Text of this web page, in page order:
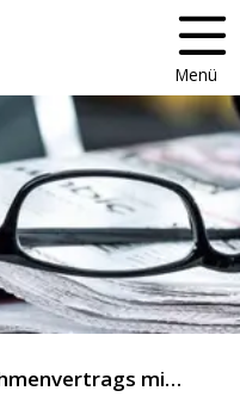
Menü
34/2020  Verlängerung des Rahmenvertrags mit dem Institut GBA Analytik